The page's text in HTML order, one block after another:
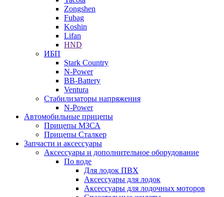
Zongshen
Fubag
Koshin
Lifan
HND
ИБП
Stark Country
N-Power
BB-Battery
Ventura
Стабилизаторы напряжения
N-Power
Автомобильные прицепы
Прицепы МЗСА
Прицепы Сталкер
Запчасти и аксессуары
Аксессуары и дополнительное оборудование
По воде
Для лодок ПВХ
Аксессуары для лодок
Аксессуары для лодочных моторов